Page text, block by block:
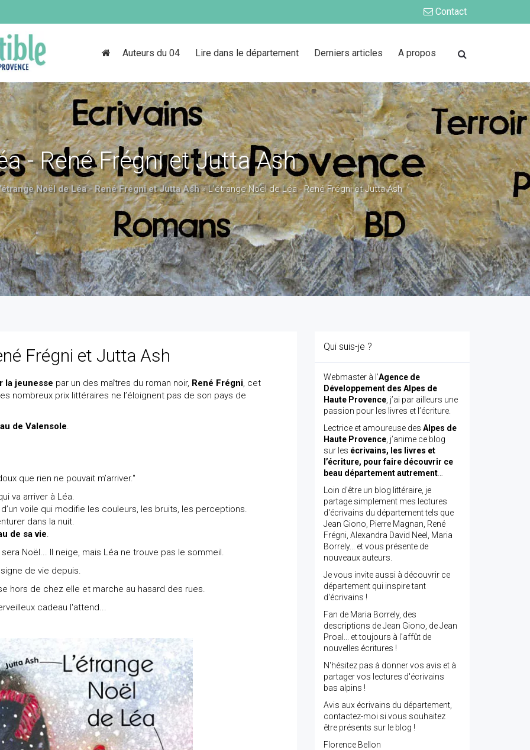
Contact
Auteurs du 04 Lire dans le département Derniers articles A propos
- René Frégni et Jutta Ash
Noël de Léa - René Frégni et Jutta Ash»L’étrange Noël de Léa - René Frégni et Jutta Ash
Frégni et Jutta Ash
la jeunesse par un des maîtres du roman noir, René Frégni, cet
nombreux prix littéraires ne l’éloignent pas de son pays de
de Valensole.
que rien ne pouvait m’arriver."
va arriver à Léa.
voile qui modifie les couleurs, les bruits, les perceptions.
dans la nuit.
de sa vie.
Noël... Il neige, mais Léa ne trouve pas le sommeil.
de vie depuis.
hors de chez elle et marche au hasard des rues.
cadeau l'attend...
Qui suis-je ?
Webmaster à l’Agence de
Développement des Alpes de
Haute Provence, j’ai par ailleurs une
passion pour les livres et l’écriture.
Lectrice et amoureuse des Alpes de
Haute Provence, j’anime ce blog
sur les écrivains, les livres et
l’écriture, pour faire découvrir ce
beau département autrement…
Loin d'être un blog littéraire, je
partage simplement mes lectures
d'écrivains du département tels que
Jean Giono, Pierre Magnan, René
Frégni, Alexandra David Neel, Maria
Borrely... et vous présente de
nouveaux auteurs.
Je vous invite aussi à découvrir ce
département qui inspire tant
d'écrivains !
Fan de Maria Borrely, des
descriptions de Jean Giono, de Jean
Proal... et toujours à l'affût de
nouvelles écritures !
N'hésitez pas à donner vos avis et à
partager vos lectures d'écrivains
bas alpins !
Avis aux écrivains du département,
contactez-moi si vous souhaitez
être présents sur le blog !
Florence Bellon